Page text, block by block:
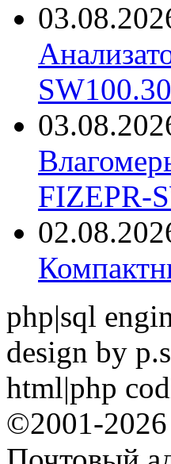
SW100.30
FIZEPR-
php|sql
design by
html|php
©2001-